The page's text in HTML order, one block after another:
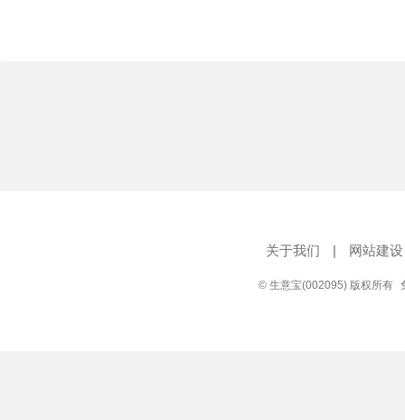
关于我们 | 网站建设
© 生意宝(002095) 版权所有